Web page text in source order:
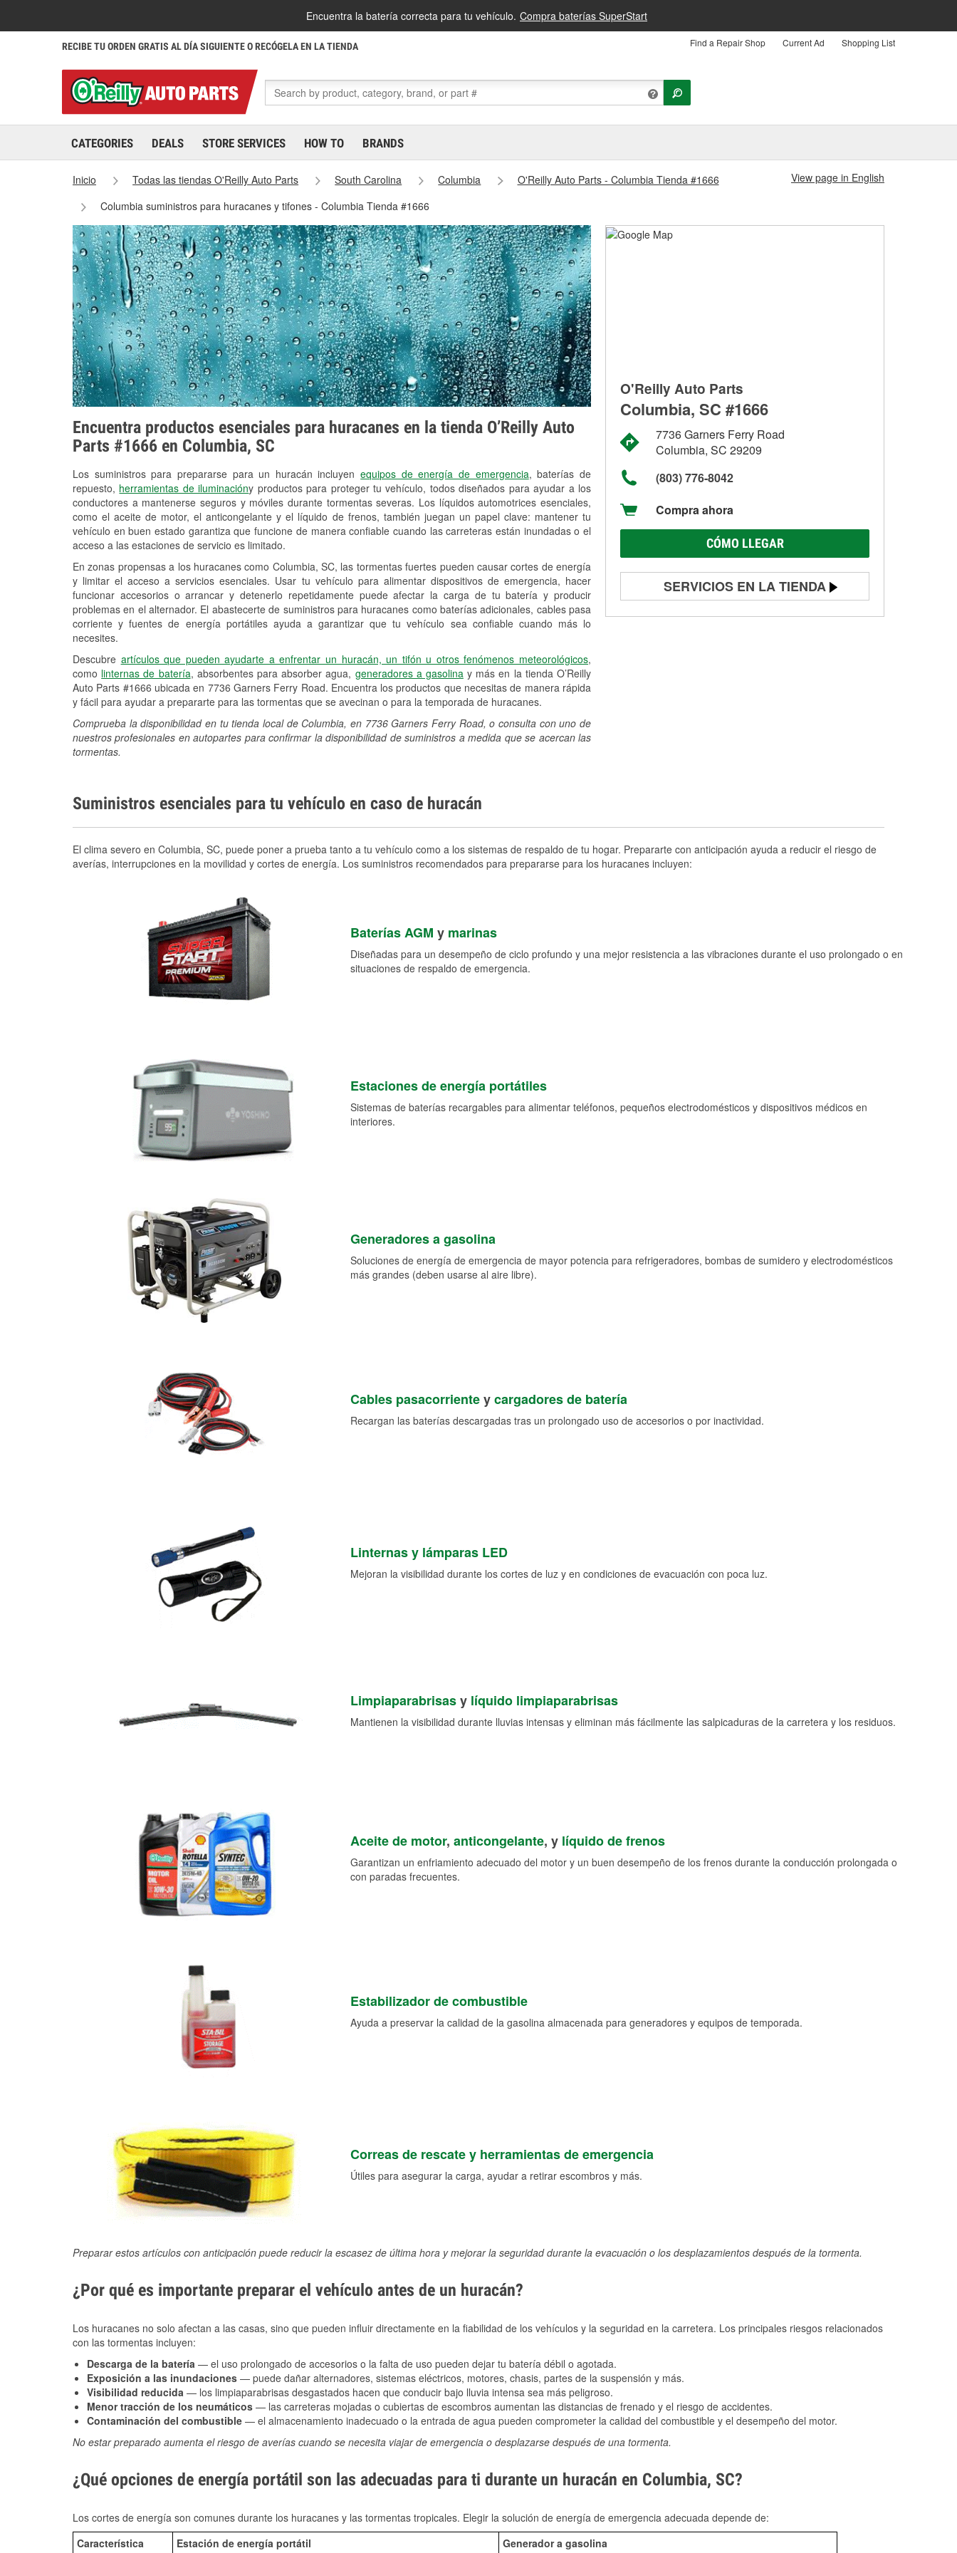
Encuentra la batería correcta para tu vehículo. Compra baterías SuperStart
RECIBE TU ORDEN GRATIS AL DÍA SIGUIENTE O RECÓGELA EN LA TIENDA Find a Repair Shop Current Ad Shopping List
CATEGORIES DEALS STORE SERVICES HOW TO BRANDS
Inicio Todas las tiendas O'Reilly Auto Parts South Carolina Columbia
O'Reilly Auto Parts - Columbia Tienda #1666
Columbia suministros para huracanes y tifones - Columbia Tienda #1666
View page in English
Encuentra productos esenciales para huracanes en la tienda O’Reilly Auto
Parts #1666 en Columbia, SC
Los suministros para prepararse para un huracán incluyenequipos de energía de emergencia, baterías de
repuesto, herramientas de iluminacióny productos para proteger tu vehículo, todos diseñados para ayudar a los
conductores a mantenerse seguros y móviles durante tormentas severas. Los líquidos automotrices esenciales,
como el aceite de motor, el anticongelante y el líquido de frenos, también juegan un papel clave: mantener tu
vehículo en buen estado garantiza que funcione de manera confiable cuando las carreteras están inundadas o el
acceso a las estaciones de servicio es limitado.
En zonas propensas a los huracanes como Columbia, SC, las tormentas fuertes pueden causar cortes de energía
y limitar el acceso a servicios esenciales. Usar tu vehículo para alimentar dispositivos de emergencia, hacer
funcionar accesorios o arrancar y detenerlo repetidamente puede afectar la carga de tu batería y producir
problemas en el alternador. El abastecerte de suministros para huracanes como baterías adicionales, cables pasa
corriente y fuentes de energía portátiles ayuda a garantizar que tu vehículo sea confiable cuando más lo
necesites.
Descubre artículos que pueden ayudarte a enfrentar un huracán, un tifón u otros fenómenos meteorológicos,
como linternas de batería, absorbentes para absorber agua, generadores a gasolinay más en la tienda O’Reilly
Auto Parts #1666 ubicada en 7736 Garners Ferry Road. Encuentra los productos que necesitas de manera rápida
y fácil para ayudar a prepararte para las tormentas que se avecinan o para la temporada de huracanes.
Comprueba la disponibilidad en tu tienda local de Columbia, en 7736 Garners Ferry Road, o consulta con uno de
nuestros profesionales en autopartes para confirmar la disponibilidad de suministros a medida que se acercan las
tormentas.
O'Reilly Auto Parts
Columbia, SC #1666
7736 Garners Ferry Road
Columbia, SC 29209
(803) 776-8042
Compra ahora
CÓMO LLEGAR
SERVICIOS EN LA TIENDA
Prueba de batería
Suministros esenciales para tu vehículo en caso de huracán
El clima severo en Columbia, SC, puede poner a prueba tanto a tu vehículo como a los sistemas de respaldo de tu hogar. Prepararte con anticipación ayuda a reducir el riesgo de
averías, interrupciones en la movilidad y cortes de energía. Los suministros recomendados para prepararse para los huracanes incluyen:
Baterías AGM y marinas
Diseñadas para un desempeño de ciclo profundo y una mejor resistencia a las vibraciones durante el uso prolongado o en
situaciones de respaldo de emergencia.
Estaciones de energía portátiles
Sistemas de baterías recargables para alimentar teléfonos, pequeños electrodomésticos y dispositivos médicos en
interiores.
Generadores a gasolina
Soluciones de energía de emergencia de mayor potencia para refrigeradores, bombas de sumidero y electrodomésticos
más grandes (deben usarse al aire libre).
Cables pasacorrienteycargadores de batería
Recargan las baterías descargadas tras un prolongado uso de accesorios o por inactividad.
Linternas y lámparas LED
Mejoran la visibilidad durante los cortes de luz y en condiciones de evacuación con poca luz.
Limpiaparabrisasy líquido limpiaparabrisas
Mantienen la visibilidad durante lluvias intensas y eliminan más fácilmente las salpicaduras de la carretera y los residuos.
Aceite de motor, anticongelante, y líquido de frenos
Garantizan un enfriamiento adecuado del motor y un buen desempeño de los frenos durante la conducción prolongada o
con paradas frecuentes.
Estabilizador de combustible
Ayuda a preservar la calidad de la gasolina almacenada para generadores y equipos de temporada.
Correas de rescate y herramientas de emergencia
Útiles para asegurar la carga, ayudar a retirar escombros y más.
Preparar estos artículos con anticipación puede reducir la escasez de última hora y mejorar la seguridad durante la evacuación o los desplazamientos después de la tormenta.
¿Por qué es importante preparar el vehículo antes de un huracán?
Los huracanes no solo afectan a las casas, sino que pueden influir directamente en la fiabilidad de los vehículos y la seguridad en la carretera. Los principales riesgos relacionados
con las tormentas incluyen:
Descarga de la batería — el uso prolongado de accesorios o la falta de uso pueden dejar tu batería débil o agotada.
Exposición a las inundaciones — puede dañar alternadores, sistemas eléctricos, motores, chasis, partes de la suspensión y más.
Visibilidad reducida — los limpiaparabrisas desgastados hacen que conducir bajo lluvia intensa sea más peligroso.
Menor tracción de los neumáticos — las carreteras mojadas o cubiertas de escombros aumentan las distancias de frenado y el riesgo de accidentes.
Contaminación del combustible — el almacenamiento inadecuado o la entrada de agua pueden comprometer la calidad del combustible y el desempeño del motor.
No estar preparado aumenta el riesgo de averías cuando se necesita viajar de emergencia o desplazarse después de una tormenta.
¿Qué opciones de energía portátil son las adecuadas para ti durante un huracán en Columbia, SC?
Los cortes de energía son comunes durante los huracanes y las tormentas tropicales. Elegir la solución de energía de emergencia adecuada depende de:
Característica
Estación de energía portátil Generador a gasolina